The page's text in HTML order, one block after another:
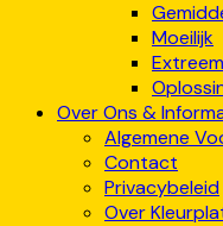
Moeilijk
Extreem
Over Ons &
Algemene
Contact
Privacybeleid
Over